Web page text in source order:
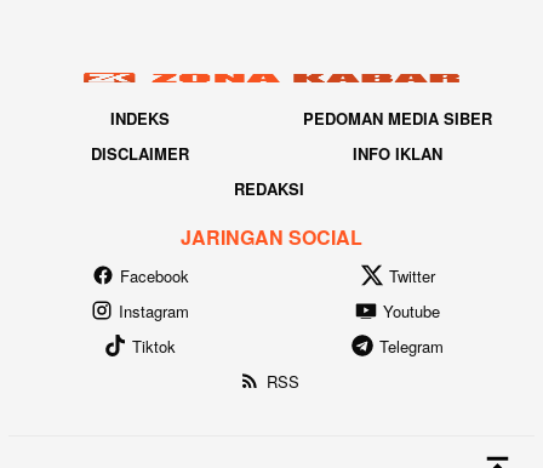
INDEKS
PEDOMAN MEDIA SIBER
DISCLAIMER
INFO IKLAN
REDAKSI
JARINGAN SOCIAL
Facebook
Twitter
Instagram
Youtube
Tiktok
Telegram
RSS